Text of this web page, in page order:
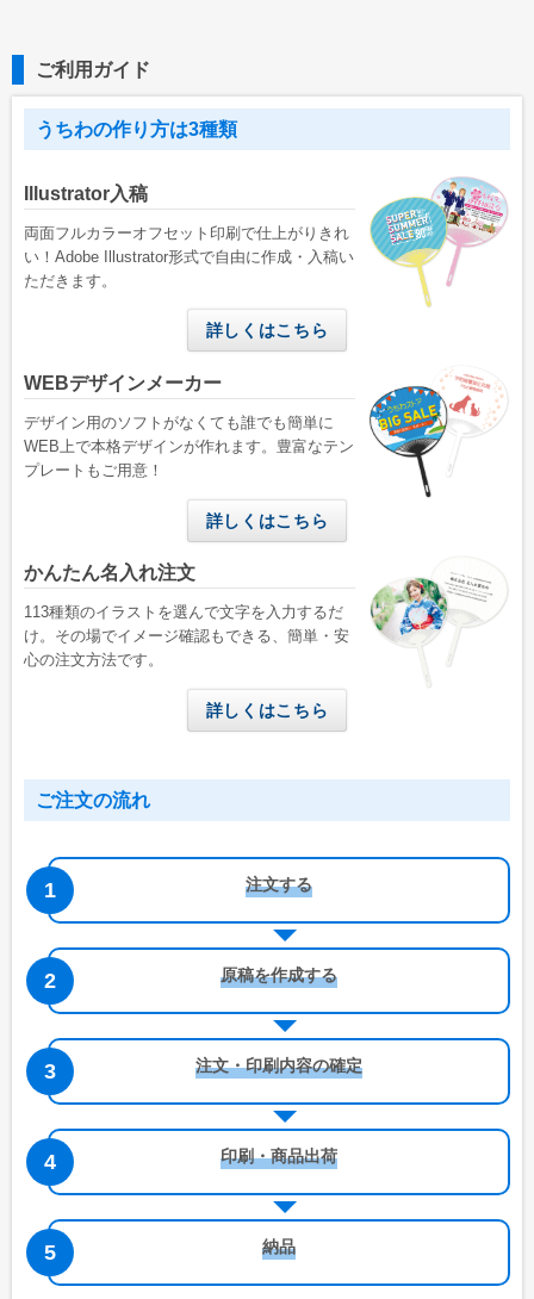
お問い合わせ
お問い合わせフォーム
見積請求フォーム
ご利用ガイド
完全データ入稿(ai形式)について
WEBデザインメーカーについて
かんたん名入れ注文について
配送・送料について
納期について
お支払いについて
返品・交換・キャンセルについて
特集で探す
ビジネス向け特集
物件情報関係
各種展示会用
大学法人・専門学校
飲食店集客用
暑中見舞いご挨拶
イベント向け特集
無地うちわ
スポーツ応援うちわ
町内会のお祭りうちわ
こども向けイベント
ご利用ガイド
うちわの作り方は3種類
Illustrator入稿
両面フルカラーオフセット印刷で仕上がりきれ
い！Adobe Illustrator形式で自由に作成・入稿い
ただきます。
詳しくはこちら
WEBデザインメーカー
デザイン用のソフトがなくても誰でも簡単に
WEB上で本格デザインが作れます。豊富なテン
プレートもご用意！
詳しくはこちら
かんたん名入れ注文
113種類のイラストを選んで文字を入力するだ
け。その場でイメージ確認もできる、簡単・安
心の注文方法です。
詳しくはこちら
ご注文の流れ
注文する
原稿を作成する
注文・印刷内容の確定
印刷・商品出荷
納品